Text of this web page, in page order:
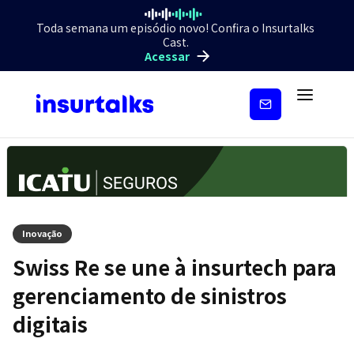
Toda semana um episódio novo! Confira o Insurtalks
Cast.
Acessar
Inscreva-
Inovação
Swiss Re se une à insurtech para
gerenciamento de sinistros
digitais